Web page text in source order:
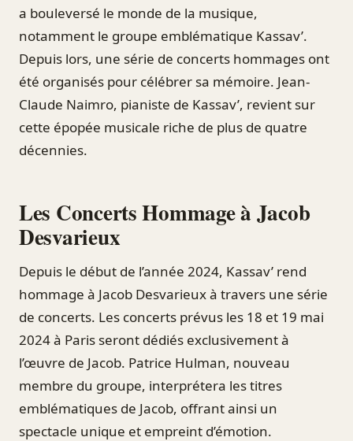
a bouleversé le monde de la musique,
notamment le groupe emblématique Kassav’.
Depuis lors, une série de concerts hommages ont
été organisés pour célébrer sa mémoire. Jean-
Claude Naimro, pianiste de Kassav’, revient sur
cette épopée musicale riche de plus de quatre
décennies.
Les Concerts Hommage à Jacob
Desvarieux
Depuis le début de l’année 2024, Kassav’ rend
hommage à Jacob Desvarieux à travers une série
de concerts. Les concerts prévus les 18 et 19 mai
2024 à Paris seront dédiés exclusivement à
l’œuvre de Jacob. Patrice Hulman, nouveau
membre du groupe, interprétera les titres
emblématiques de Jacob, offrant ainsi un
spectacle unique et empreint d’émotion.